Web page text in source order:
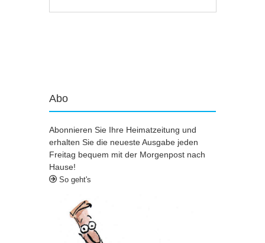
Abo
Abonnieren Sie Ihre Heimatzeitung und
erhalten Sie die neueste Ausgabe jeden
Freitag bequem mit der Morgenpost nach
Hause!
So geht's